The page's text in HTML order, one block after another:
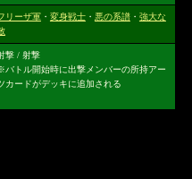
リーザ軍・ 変身戦士・ 悪の系譜・ 強大な
撃 / 射撃
バトル開始時に出撃メンバーの所持アー
カードがデッキに追加される